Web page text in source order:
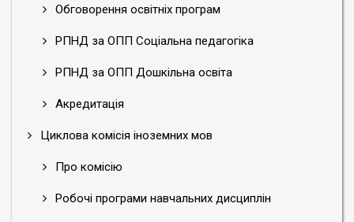
Обговорення освітніх програм
РПНД за ОПП Соціальна педагогіка
РПНД за ОПП Дошкільна освіта
Акредитація
Циклова комісія іноземних мов
Про комісію
Робочі програми навчальних дисциплін